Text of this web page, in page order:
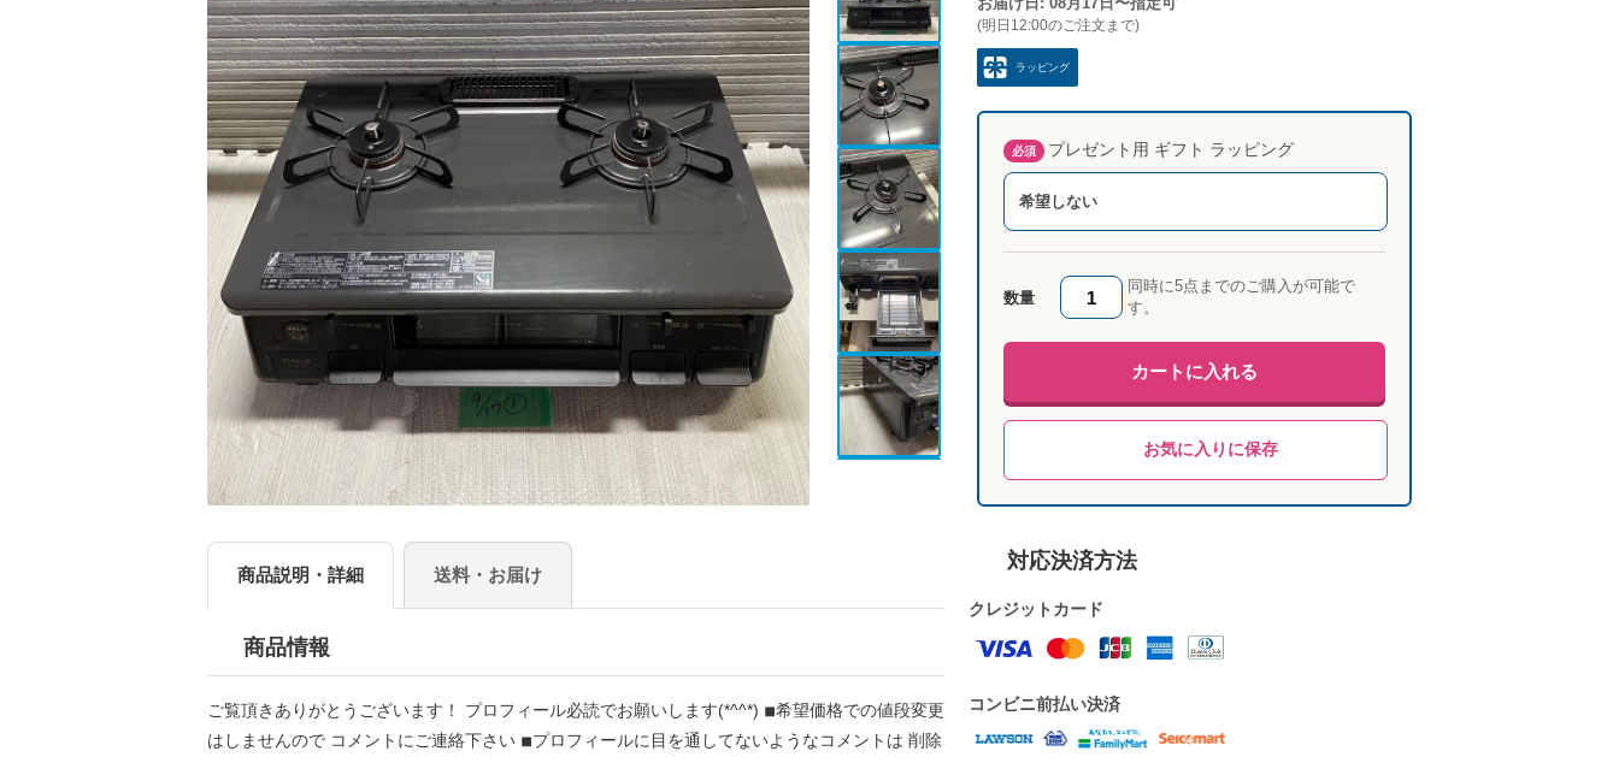
商品説明・詳細 送料・お届け
商品情報
ご覧頂きありがとうございます！ プロフィール必読でお願いします(*^^*) ◾︎希望価格での値段変更
はしませんので コメントにご連絡下さい ◾︎プロフィールに目を通してないようなコメントは 削除
(明日12:00のご注文まで)
ラッピング
必須 プレゼント用 ギフト ラッピング
希望しない
数量
同時に5点までのご購入が可能で
す。
カートに入れる
お気に入りに保存
対応決済方法
クレジットカード
コンビニ前払い決済